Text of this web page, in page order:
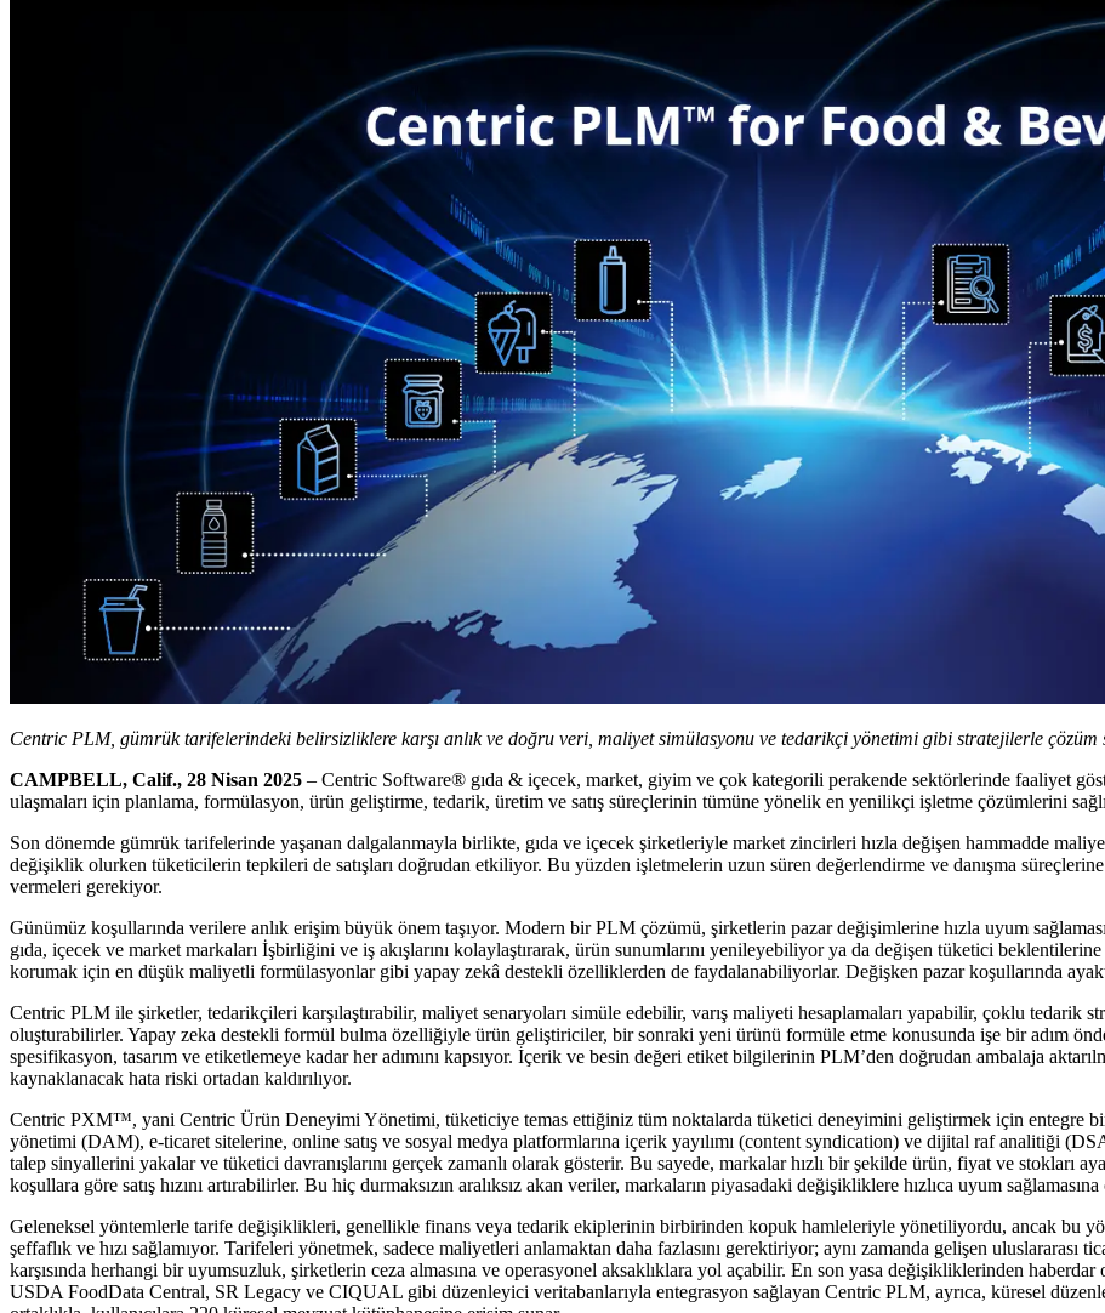
Centric PLM, gümrük tarifelerindeki belirsizliklere karşı anlık ve doğru veri, maliyet simülasyonu ve tedarikçi yönetimi gibi stratejilerle çözüm
CAMPBELL, Calif., 28 Nisan 2025 – Centric Software® gıda & içecek, market, giyim ve çok kategorili perakende sektörlerinde faaliyet
ulaşmaları için planlama, formülasyon, ürün geliştirme, tedarik, üretim ve satış süreçlerinin tümüne yönelik en yenilikçi işletme çözümlerini
Son dönemde gümrük tarifelerinde yaşanan dalgalanmayla birlikte, gıda ve içecek şirketleriyle market zincirleri hızla değişen hammadde
değişiklik olurken tüketicilerin tepkileri de satışları doğrudan etkiliyor. Bu yüzden işletmelerin uzun süren değerlendirme ve danışma
vermeleri gerekiyor.
Günümüz koşullarında verilere anlık erişim büyük önem taşıyor. Modern bir PLM çözümü, şirketlerin pazar değişimlerine hızla uyum
gıda, içecek ve market markaları İşbirliğini ve iş akışlarını kolaylaştırarak, ürün sunumlarını yenileyebiliyor ya da değişen tüketici
korumak için en düşük maliyetli formülasyonlar gibi yapay zekâ destekli özelliklerden de faydalanabiliyorlar. Değişken pazar koşullarında
Centric PLM ile şirketler, tedarikçileri karşılaştırabilir, maliyet senaryoları simüle edebilir, varış maliyeti hesaplamaları yapabilir, çoklu tedarik
oluşturabilirler. Yapay zeka destekli formül bulma özelliğiyle ürün geliştiriciler, bir sonraki yeni ürünü formüle etme konusunda işe bir adım
spesifikasyon, tasarım ve etiketlemeye kadar her adımını kapsıyor. İçerik ve besin değeri etiket bilgilerinin PLM’den doğrudan ambalaja
kaynaklanacak hata riski ortadan kaldırılıyor.
Centric PXM™, yani Centric Ürün Deneyimi Yönetimi, tüketiciye temas ettiğiniz tüm noktalarda tüketici deneyimini geliştirmek için entegre
yönetimi (DAM), e-ticaret sitelerine, online satış ve sosyal medya platformlarına içerik yayılımı (content syndication) ve dijital raf analitiği
talep sinyallerini yakalar ve tüketici davranışlarını gerçek zamanlı olarak gösterir. Bu sayede, markalar hızlı bir şekilde ürün, fiyat ve stokları
koşullara göre satış hızını artırabilirler. Bu hiç durmaksızın aralıksız akan veriler, markaların piyasadaki değişikliklere hızlıca uyum sağlamasına
Geleneksel yöntemlerle tarife değişiklikleri, genellikle finans veya tedarik ekiplerinin birbirinden kopuk hamleleriyle yönetiliyordu, ancak bu
şeffaflık ve hızı sağlamıyor. Tarifeleri yönetmek, sadece maliyetleri anlamaktan daha fazlasını gerektiriyor; aynı zamanda gelişen
karşısında herhangi bir uyumsuzluk, şirketlerin ceza almasına ve operasyonel aksaklıklara yol açabilir. En son yasa değişikliklerinden
USDA FoodData Central, SR Legacy ve CIQUAL gibi düzenleyici veritabanlarıyla entegrasyon sağlayan Centric PLM, ayrıca, küresel